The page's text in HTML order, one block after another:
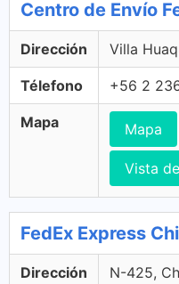
Centro de Envío
Dirección Villa
Télefono +56 2
Mapa Mapa
Vista
FedEx Express
Dirección N-425,